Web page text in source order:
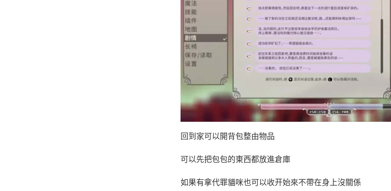
回到家可以開背包整由物品
可以先把包包的東西都放進倉庫
如果有拿代罪貓咪也可以收开始來不帶在身上沒關係